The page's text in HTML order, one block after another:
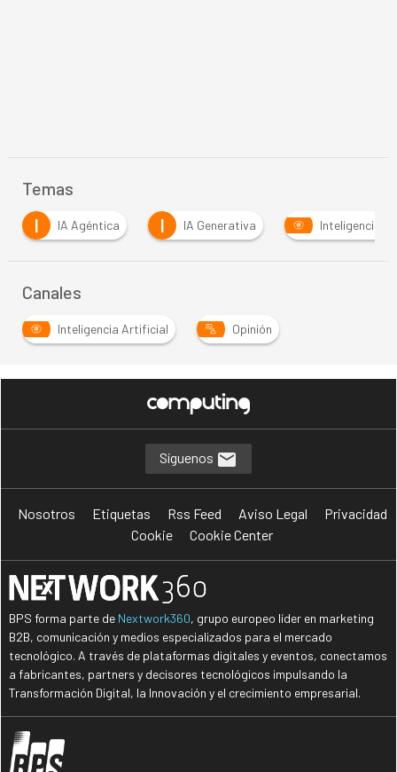
Temas
I
IA Generativa Inteligencia Artificial S
Canales
Inteligencia Artificial Opinión
Síguenos
Nosotros Etiquetas Rss Feed Aviso Legal
Privacidad
Cookie
Cookie Center
BPS forma parte de Nextwork360, grupo europeo líder en marketing
B2B, comunicación y medios especializados para el mercado
tecnológico. A través de plataformas digitales y eventos, conectamos
a fabricantes, partners y decisores tecnológicos impulsando la
Transformación Digital, la Innovación y el crecimiento empresarial.